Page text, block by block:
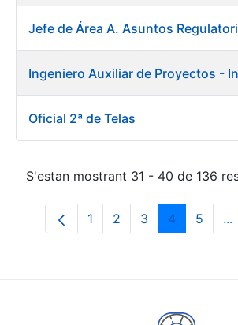
Oficial 2ª de Telas
S'estan mostrant 31 - 40 de 136
Pàgina
1 Pàgina
2 Pàgina
3 Pàgina
4 Pàgina
5 ...